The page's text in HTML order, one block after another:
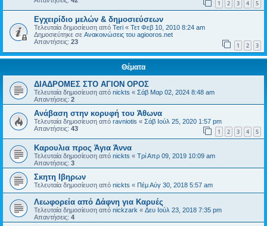
1 2 3 4 5
Εγχειρίδιο μελών & δημοσιεύσεων
Τελευταία δημοσίευση από Teri « Τετ Φεβ 10, 2010 8:24 am
Δημοσιεύτηκε σε Ανακοινώσεις του agiooros.net
Απαντήσεις: 23 1 2 3
Θέματα
ΔΙΑΔΡΟΜΕΣ ΣΤΟ ΑΓΙΟΝ ΟΡΟΣ
Τελευταία δημοσίευση από nickts « Σάβ Μαρ 02, 2024 8:48 am
Απαντήσεις: 2
Ανάβαση στην κορυφή του Άθωνα
Τελευταία δημοσίευση από ravniotis « Σάβ Ιούλ 25, 2020 1:57 pm
Απαντήσεις: 43 1 2 3 4 5
Καρουλια προς Άγια Άννα
Τελευταία δημοσίευση από nickts « Τρί Απρ 09, 2019 10:09 am
Απαντήσεις: 3
Σκητη Ιβηρων
Τελευταία δημοσίευση από nickts « Πέμ Αύγ 30, 2018 5:57 am
Λεωφορεία από Δάφνη για Καρυές
Τελευταία δημοσίευση από nickzark « Δευ Ιούλ 23, 2018 7:35 pm
Απαντήσεις: 4